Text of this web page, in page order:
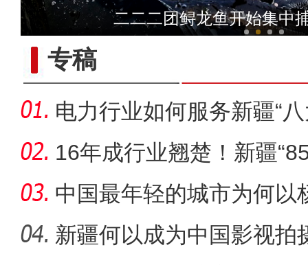
新疆伽师县：新梅
二二二团鲟龙鱼开始集中
专稿
电力行业如何服务新疆“
16年成行业翘楚！新疆
酿造
中国最年轻的城市为何以
新疆何以成为中国影视拍